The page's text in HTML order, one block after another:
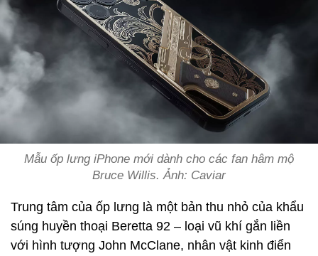
Mẫu ốp lưng iPhone mới dành cho các fan hâm mộ
Bruce Willis. Ảnh: Caviar
Trung tâm của ốp lưng là một bản thu nhỏ của khẩu
súng huyền thoại Beretta 92 – loại vũ khí gắn liền
với hình tượng John McClane, nhân vật kinh điển